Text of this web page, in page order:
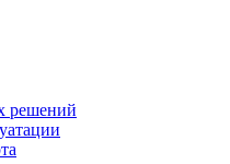
решений